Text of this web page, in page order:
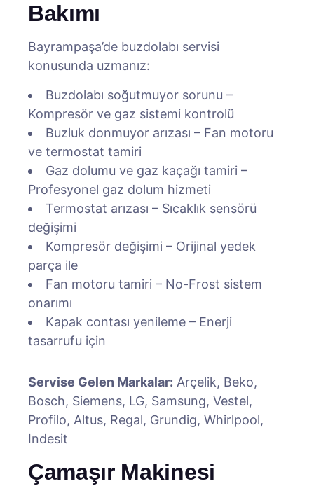
Bakımı
Bayrampaşa’de buzdolabı servisi
konusunda uzmanız:
Buzdolabı soğutmuyor sorunu –
Kompresör ve gaz sistemi kontrolü
Buzluk donmuyor arızası – Fan motoru
ve termostat tamiri
Gaz dolumu ve gaz kaçağı tamiri –
Profesyonel gaz dolum hizmeti
Termostat arızası – Sıcaklık sensörü
değişimi
Kompresör değişimi – Orijinal yedek
parça ile
Fan motoru tamiri – No-Frost sistem
onarımı
Kapak contası yenileme – Enerji
tasarrufu için
Servise Gelen Markalar: Arçelik, Beko,
Bosch, Siemens, LG, Samsung, Vestel,
Profilo, Altus, Regal, Grundig, Whirlpool,
Indesit
Çamaşır Makinesi